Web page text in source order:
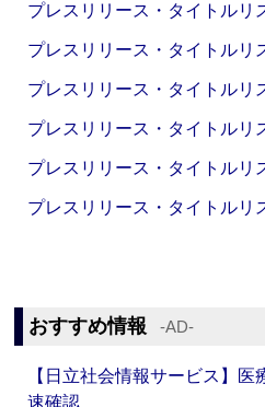
プレスリリース・タイトル
プレスリリース・タイトル
プレスリリース・タイトル
プレスリリース・タイトル
プレスリリース・タイトル
プレスリリース・タイトル
おすすめ情報 ‐AD‐
【日立社会情報サービス】
速確認